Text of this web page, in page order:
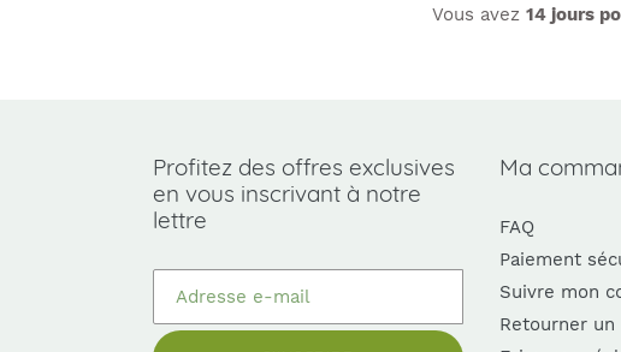
Vous avez 14 jours
Profitez des offres exclusives
en vous inscrivant à notre
lettre
Ma
FAQ
Paiement
Suivre mon
Retourner